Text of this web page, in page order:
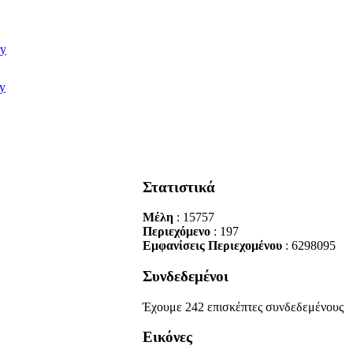
Στατιστικά
Μέλη : 15757
Περιεχόμενο : 197
Εμφανίσεις Περιεχομένου : 6298095
Συνδεδεμένοι
Έχουμε 242 επισκέπτες συνδεδεμένους
Εικόνες